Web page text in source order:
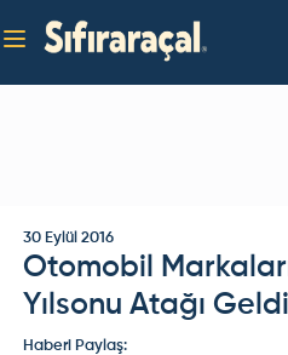
30 Eylül 2016
Otomobil
Yılsonu Atağı Geldi
Haberi Paylaş: